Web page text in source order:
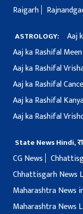
Raigarh
ASTROLOGY:
Aaj
Aaj ka Rashifal Meen
Aaj ka Rashifal
Aaj ka Rashifal
Aaj ka Rashifal
Aaj ka Rashifal
State News Hindi,
CG News
Chhattisgarh News
Maharashtra News
Maharashtra News